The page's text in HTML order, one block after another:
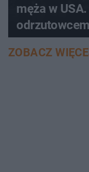
męża w
ZOBACZ